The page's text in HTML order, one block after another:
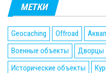
МЕТКИ
Geocaching Offroad
Военные объекты
Дворцы
Исторические объекты